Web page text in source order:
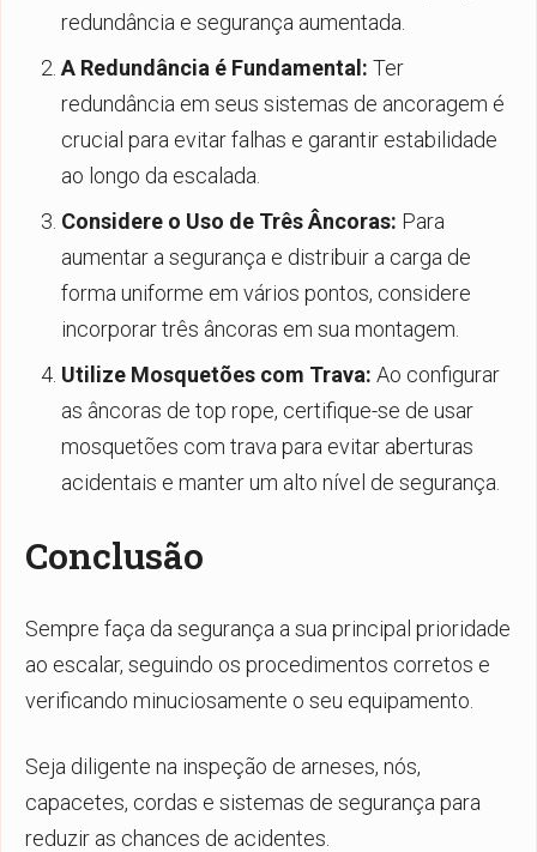
redundância e segurança aumentada.
A Redundância é Fundamental: Ter
redundância em seus sistemas de ancoragem é
crucial para evitar falhas e garantir estabilidade
ao longo da escalada.
Considere o Uso de Três Âncoras: Para
aumentar a segurança e distribuir a carga de
forma uniforme em vários pontos, considere
incorporar três âncoras em sua montagem.
Utilize Mosquetões com Trava: Ao configurar
as âncoras de top rope, certifique-se de usar
mosquetões com trava para evitar aberturas
acidentais e manter um alto nível de segurança.
Conclusão
Sempre faça da segurança a sua principal prioridade
ao escalar, seguindo os procedimentos corretos e
verificando minuciosamente o seu equipamento.
Seja diligente na inspeção de arneses, nós,
capacetes, cordas e sistemas de segurança para
reduzir as chances de acidentes.